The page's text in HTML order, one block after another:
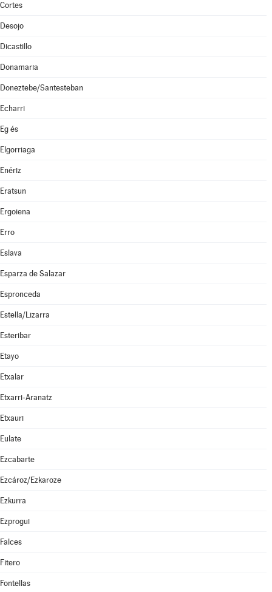
Cortes
Desojo
Dicastillo
Donamaria
Doneztebe/Santesteban
Echarri
Eg és
Elgorriaga
Enériz
Eratsun
Ergoiena
Erro
Eslava
Esparza de Salazar
Espronceda
Estella/Lizarra
Esteribar
Etayo
Etxalar
Etxarri-Aranatz
Etxauri
Eulate
Ezcabarte
Ezcároz/Ezkaroze
Ezkurra
Ezprogui
Falces
Fitero
Fontellas